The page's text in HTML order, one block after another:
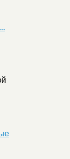
...